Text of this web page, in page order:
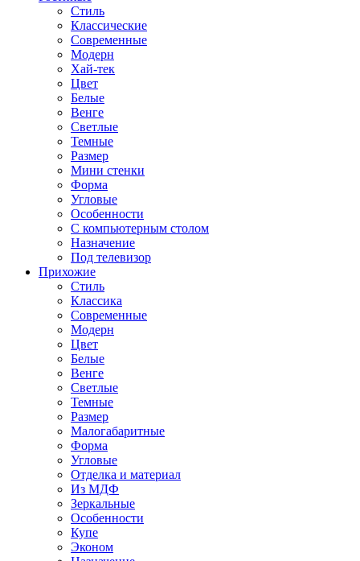
Стиль
Классические
Современные
Модерн
Хай-тек
Цвет
Белые
Венге
Светлые
Темные
Размер
Мини стенки
Форма
Угловые
Особенности
С компьютерным столом
Назначение
Под телевизор
Прихожие
Стиль
Классика
Современные
Модерн
Цвет
Белые
Венге
Светлые
Темные
Размер
Малогабаритные
Форма
Угловые
Отделка и материал
Из МДФ
Зеркальные
Особенности
Купе
Эконом